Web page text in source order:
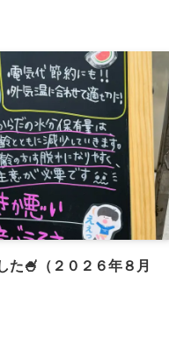
た🍧（２０２６年８月